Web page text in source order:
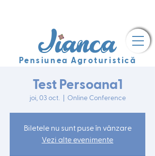
Pensiunea Agroturistică
Test Persoana1
joi, 03 oct. Online Conference
Biletele nu sunt puse în vânzare
Vezi alte evenimente